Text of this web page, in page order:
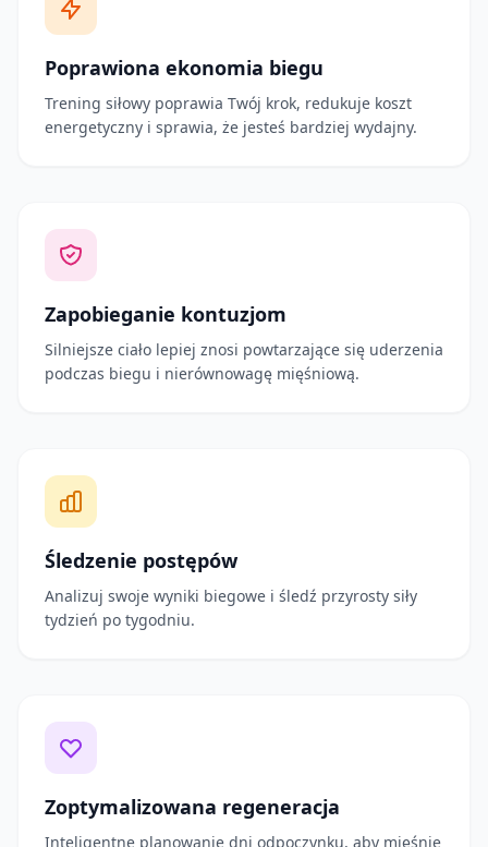
Poprawiona ekonomia biegu
Trening siłowy poprawia Twój krok, redukuje koszt
energetyczny i sprawia, że jesteś bardziej wydajny.
Zapobieganie kontuzjom
Silniejsze ciało lepiej znosi powtarzające się uderzenia
podczas biegu i nierównowagę mięśniową.
Śledzenie postępów
Analizuj swoje wyniki biegowe i śledź przyrosty siły
tydzień po tygodniu.
Zoptymalizowana regeneracja
Inteligentne planowanie dni odpoczynku, aby mięśnie